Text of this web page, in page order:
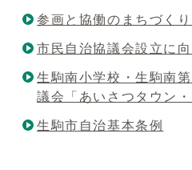
参画と協働のまちづく
市民自治協議会設立に
生駒南小学校・生駒南
議会「あいさつタウン
生駒市自治基本条例